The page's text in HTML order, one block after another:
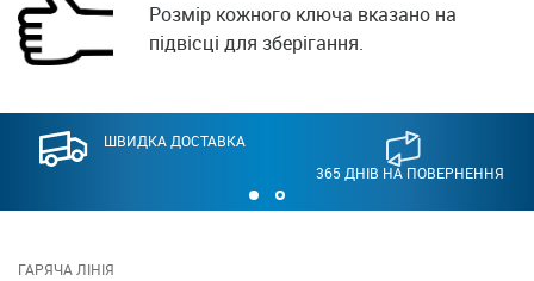
Розмір кожного ключа вказано на
підвісці для зберігання.
ШВИДКА ДОСТАВКА
365 ДНІВ НА ПОВЕРНЕННЯ
ГАРЯЧА ЛІНІЯ